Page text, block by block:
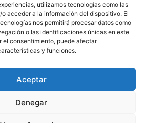
utilizamos tecnologías como las
acceder a la información del dispositivo. El
nos permitirá procesar datos como
o las identificaciones únicas en este
el consentimiento, puede afectar
y funciones.
Aceptar
Denegar
subvenciones, en régimen de
no competitiva, destinadas a
el sector comercial en
la implementación de
dentro del Programa de
del comercio, para la línea 1
por la Unión Europea-Next
Generation EU